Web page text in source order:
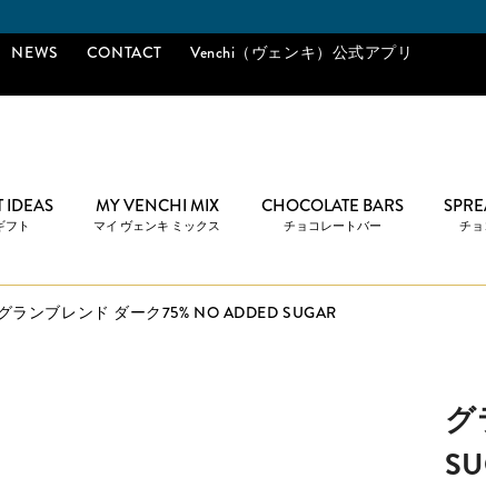
メールマガジンご購読で「
NEWS CONTACT Venchi（ヴェンキ）公式アプリ
IDEAS
フト
MY VENCHI MIX
マイ ヴェンキ ミックス
CHOCOLATE BARS
チョコレートバー チ
ランブレンド ダーク75% NO ADDED SUGAR